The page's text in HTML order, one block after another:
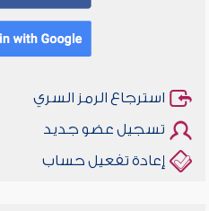
استرجاع الرمز السري
تسجيل عضو جديد
إعادة تفعيل حساب